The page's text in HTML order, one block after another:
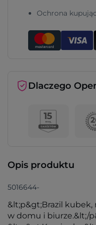
Ochrona
Dlaczego
Opis produktu
5016644-
&lt;p&gt;Brazil kubek,
w domu i biurze.&lt;/